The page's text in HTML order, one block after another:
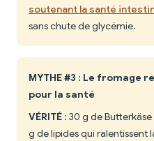
soutenant la santé
sans chute de glycémie.
MYTHE #3 : Le fromage
pour la santé
VÉRITÉ : 30 g de
g de lipides qui ralentissent